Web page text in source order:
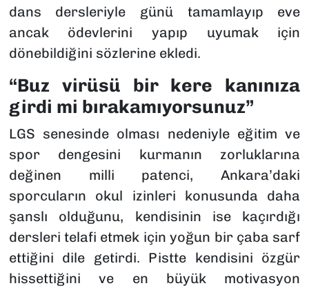
dans dersleriyle günü tamamlayıp eve
ancak ödevlerini yapıp uyumak için
dönebildiğini sözlerine ekledi.
“Buz virüsü bir kere kanınıza
girdi mi bırakamıyorsunuz”
LGS senesinde olması nedeniyle eğitim ve
spor dengesini kurmanın zorluklarına
değinen milli patenci, Ankara’daki
sporcuların okul izinleri konusunda daha
şanslı olduğunu, kendisinin ise kaçırdığı
dersleri telafi etmek için yoğun bir çaba sarf
ettiğini dile getirdi. Pistte kendisini özgür
hissettiğini ve en büyük motivasyon